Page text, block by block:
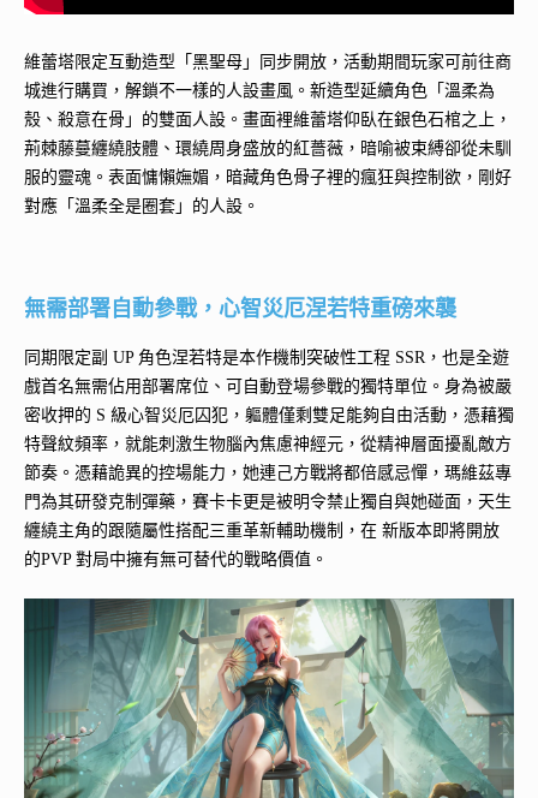
維蕾塔限定互動造型「黑聖母」同步開放，活動期間玩家可前往商
城進行購買，解鎖不一樣的人設畫風。新造型延續角色「溫柔為
殼、殺意在骨」的雙面人設。畫面裡維蕾塔仰臥在銀色石棺之上，
荊棘藤蔓纏繞肢體、環繞周身盛放的紅薔薇，暗喻被束縛卻從未馴
服的靈魂。表面慵懶嫵媚，暗藏角色骨子裡的瘋狂與控制欲，剛好
對應「溫柔全是圈套」的人設。
無需部署自動參戰，心智災厄涅若特重磅來襲
同期限定副 UP 角色涅若特是本作機制突破性工程 SSR，也是全遊
戲首名無需佔用部署席位、可自動登場參戰的獨特單位。身為被嚴
密收押的 S 級心智災厄囚犯，軀體僅剩雙足能夠自由活動，憑藉獨
特聲紋頻率，就能刺激生物腦內焦慮神經元，從精神層面擾亂敵方
節奏。憑藉詭異的控場能力，她連己方戰將都倍感忌憚，瑪維茲專
門為其研發克制彈藥，賽卡卡更是被明令禁止獨自與她碰面，天生
纏繞主角的跟隨屬性搭配三重革新輔助機制，在 新版本即將開放
的PVP 對局中擁有無可替代的戰略價值。